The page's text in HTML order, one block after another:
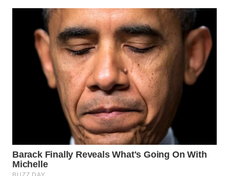
WN
SURABAYA
WN
MANDALIKA